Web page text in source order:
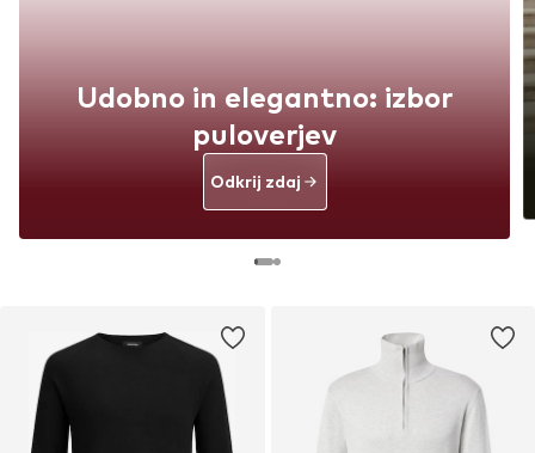
Udobno in elegantno: izbor
puloverjev
Odkrij zdaj